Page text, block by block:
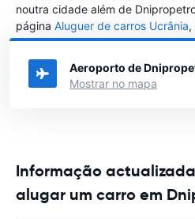
noutra cidade além de
página Aluguer de carros Ucrânia,
outra cidade em Ucrânia que
Aeroporto de
Mostrar no mapa
Informação
alugar um carro em